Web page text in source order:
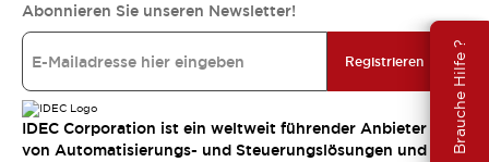
Brauche Hilfe ?
Abonnieren Sie unseren Newsletter!
Registrieren
IDEC Corporation ist ein weltweit führender Anbieter
von Automatisierungs- und Steuerungslösungen und